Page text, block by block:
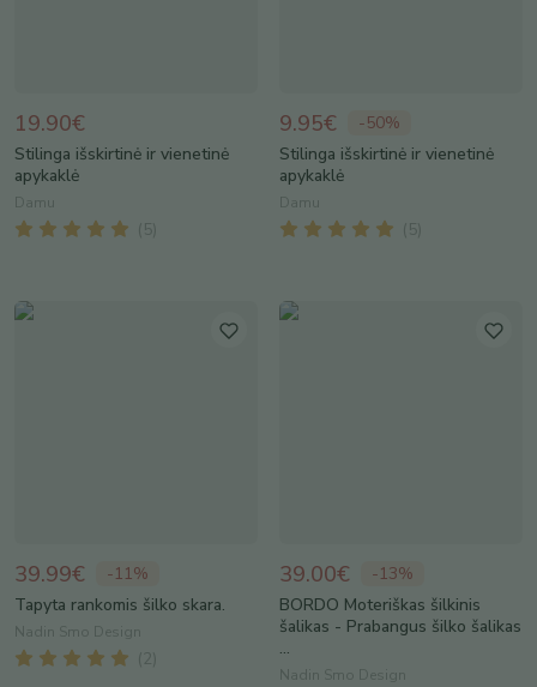
19.90€
Stilinga išskirtinė ir vienetinė
apykaklė
Damu
( 5
9.95€ -50%
Stilinga išskirtinė ir vienetinė
apykaklė
Damu
( 5
39.99€ -11%
Tapyta rankomis šilko skara.
Nadin Smo Design
( 2
39.00€ -13%
BORDO Moteriškas šilkinis
šalikas - Prabangus šilko šalikas
...
Nadin Smo Design